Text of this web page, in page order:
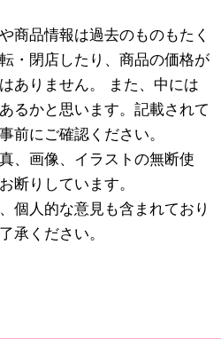
商品情報は過去のものもたく
・閉店したり、商品の価格が
ありません。 また、中には
るかと思います。記載されて
前にご確認ください。
、画像、イラストの無断使
断りしています。
個人的な意見も含まれており
承ください。